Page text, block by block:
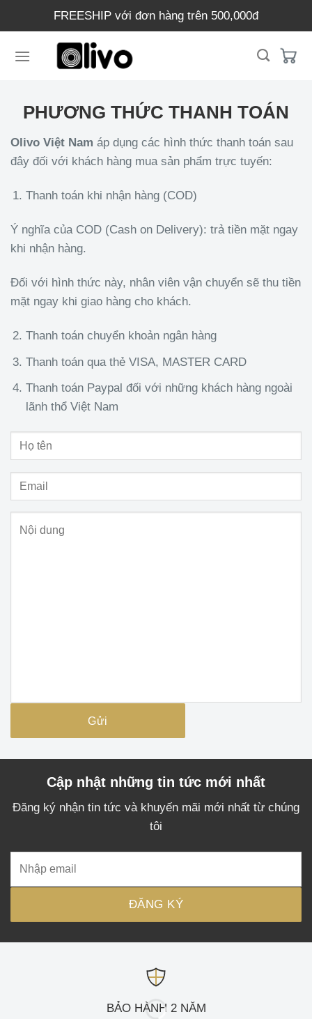
dung
FREESHIP với đơn hàng trên 500,000đ
PHƯƠNG THỨC THANH TOÁN
Olivo Việt Nam áp dụng các hình thức thanh toán sau
đây đối với khách hàng mua sản phẩm trực tuyến:
Thanh toán khi nhận hàng (COD)
Ý nghĩa của COD (Cash on Delivery): trả tiền mặt ngay
khi nhận hàng.
Đối với hình thức này, nhân viên vận chuyển sẽ thu tiền
mặt ngay khi giao hàng cho khách.
Thanh toán chuyển khoản ngân hàng
Thanh toán qua thẻ VISA, MASTER CARD
Thanh toán Paypal đối với những khách hàng ngoài
lãnh thổ Việt Nam
Cập nhật những tin tức mới nhất
Đăng ký nhận tin tức và khuyến mãi mới nhất từ chúng
tôi
BẢO HÀNH 2 NĂM